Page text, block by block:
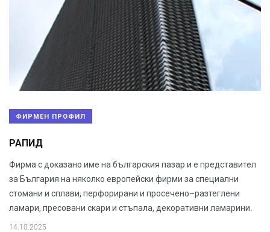
ФИРМЕН ПРОФИЛ
РАПИД
Фирма с доказано име на българския пазар и е представител
за България на няколко европейски фирми за специални
стомани и сплави, перфорирани и просечено–разтеглени
ламари, пресовани скари и стъпала, декоративни ламарини.
14.10.2025